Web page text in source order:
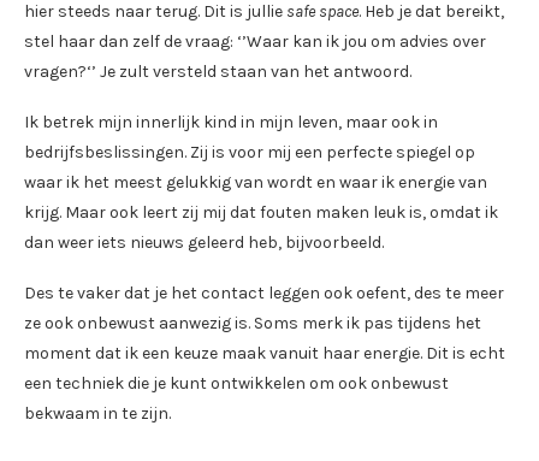
hier steeds naar terug. Dit is jullie safe space. Heb je dat bereikt,
stel haar dan zelf de vraag: ‘’Waar kan ik jou om advies over
vragen?‘’ Je zult versteld staan van het antwoord.
Ik betrek mijn innerlijk kind in mijn leven, maar ook in
bedrijfsbeslissingen. Zij is voor mij een perfecte spiegel op
waar ik het meest gelukkig van wordt en waar ik energie van
krijg. Maar ook leert zij mij dat fouten maken leuk is, omdat ik
dan weer iets nieuws geleerd heb, bijvoorbeeld.
Des te vaker dat je het contact leggen ook oefent, des te meer
ze ook onbewust aanwezig is. Soms merk ik pas tijdens het
moment dat ik een keuze maak vanuit haar energie. Dit is echt
een techniek die je kunt ontwikkelen om ook onbewust
bekwaam in te zijn.